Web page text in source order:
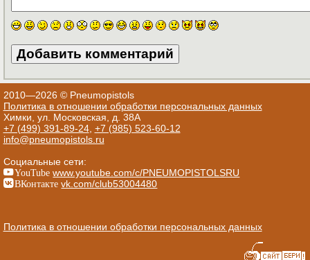
2010—2026 © Pneumopistols
Политика в отношении обработки персональных данных
Химки, ул. Московская, д. 38А
+7 (499) 391-89-24, +7 (985) 523-60-12
info@pneumopistols.ru
Социальные сети:
YouTube www.youtube.com/c/PNEUMOPISTOLSRU
ВКонтакте vk.com/club53004480
Политика в отношении обработки персональных данных